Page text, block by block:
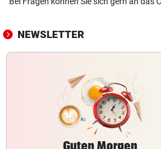
NEWSLETTER
Guten Morgen